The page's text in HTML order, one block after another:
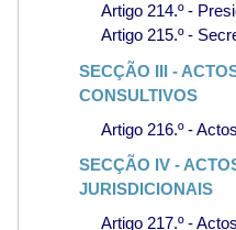
Artigo 214.º -
Artigo 215.º -
SECÇÃO III -
CONSULTIVOS
Artigo 216.º -
SECÇÃO IV -
JURISDICIONAIS
Artigo 217.º -